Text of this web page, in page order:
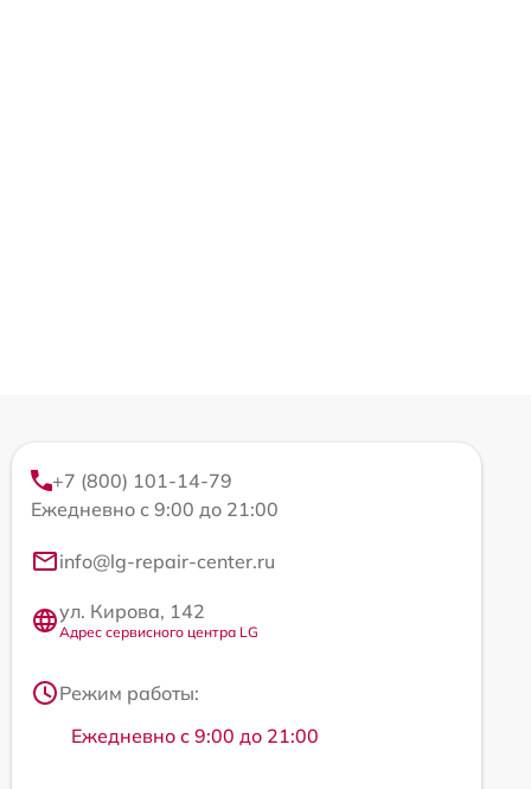
+7 (800) 101-14-79
Ежедневно с 9:00 до 21:00
info@lg-repair-center.ru
ул. Кирова, 142
Адрес сервисного центра LG
Режим работы:
Ежедневно с 9:00 до 21:00